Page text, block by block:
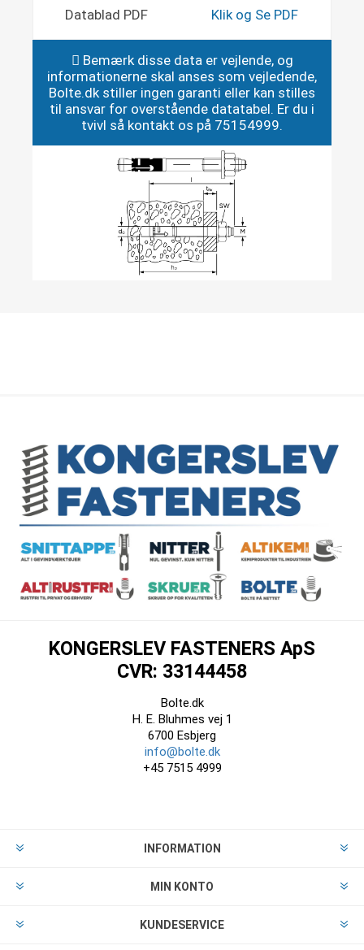
Datablad PDF Klik og Se PDF
Bemærk disse data er vejlende, og
informationerne skal anses som vejledende,
Bolte.dk stiller ingen garanti eller kan stilles
til ansvar for overstående datatabel. Er du i
tvivl så kontakt os på 75154999.
KONGERSLEV FASTENERS ApS
CVR: 33144458
Bolte.dk
H. E. Bluhmes vej 1
6700 Esbjerg
info@bolte.dk
+45 7515 4999
INFORMATION
MIN KONTO
KUNDESERVICE